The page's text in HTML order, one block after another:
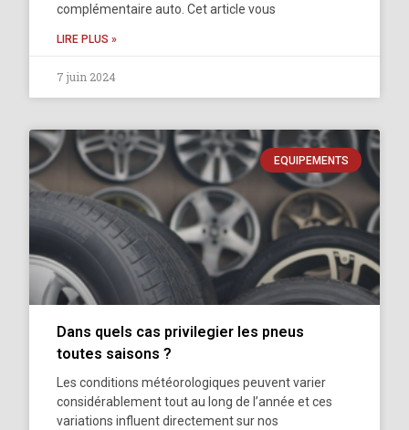
complémentaire auto. Cet article vous
LIRE PLUS »
7 juin 2024
EQUIPEMENTS
Dans quels cas privilegier les pneus
toutes saisons ?
Les conditions météorologiques peuvent varier
considérablement tout au long de l’année et ces
variations influent directement sur nos